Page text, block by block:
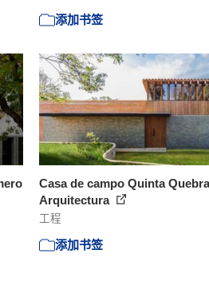
添加书签
Casa de campo Quinta
Arquitectura
工程
添加书签